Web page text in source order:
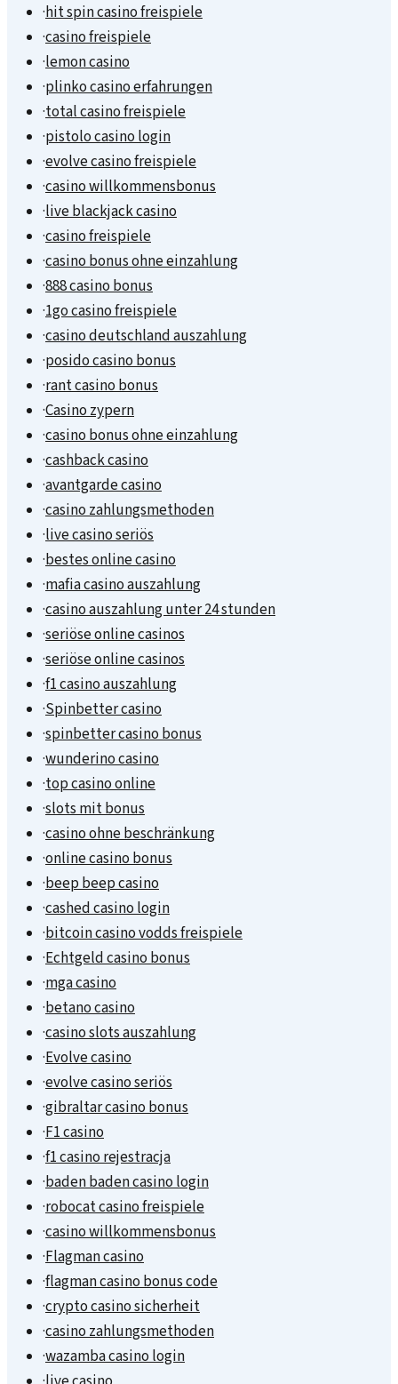
·hit spin casino freispiele
·casino freispiele
·lemon casino
·plinko casino erfahrungen
·total casino freispiele
·pistolo casino login
·evolve casino freispiele
·casino willkommensbonus
·live blackjack casino
·casino freispiele
·casino bonus ohne einzahlung
·888 casino bonus
·1go casino freispiele
·casino deutschland auszahlung
·posido casino bonus
·rant casino bonus
·Casino zypern
·casino bonus ohne einzahlung
·cashback casino
·avantgarde casino
·casino zahlungsmethoden
·live casino seriös
·bestes online casino
·mafia casino auszahlung
·casino auszahlung unter 24 stunden
·seriöse online casinos
·seriöse online casinos
·f1 casino auszahlung
·Spinbetter casino
·spinbetter casino bonus
·wunderino casino
·top casino online
·slots mit bonus
·casino ohne beschränkung
·online casino bonus
·beep beep casino
·cashed casino login
·bitcoin casino vodds freispiele
·Echtgeld casino bonus
·mga casino
·betano casino
·casino slots auszahlung
·Evolve casino
·evolve casino seriös
·gibraltar casino bonus
·F1 casino
·f1 casino rejestracja
·baden baden casino login
·robocat casino freispiele
·casino willkommensbonus
·Flagman casino
·flagman casino bonus code
·crypto casino sicherheit
·casino zahlungsmethoden
·wazamba casino login